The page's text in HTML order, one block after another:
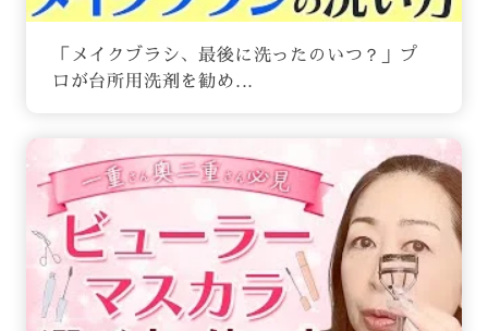
「メイクブラシ、最後に洗ったのいつ？」プ
ロが台所用洗剤を勧め...